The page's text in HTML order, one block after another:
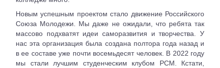
Новым успешным проектом стало движение Российского
Союза Молодежи. Мы даже не ожидали, что ребята так
массово подхватят идеи саморазвития и творчества. У
нас эта организация была создана полтора года назад и
в ее составе уже почти восемьдесят человек. В 2022 году
мы стали лучшим студенческим клубом РСМ. Кстати,